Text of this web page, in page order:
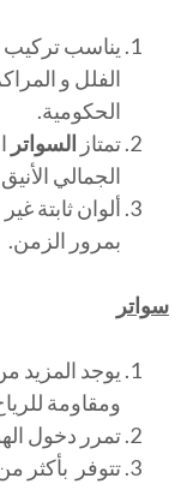
يناسب تركيب
الفلل و
الحكومية.
تمتاز السواتر
الجمالي
ألوان ثابتة
بمرور الزمن.
سواتر
يوجد المزيد
ومقاومة
تمرر دخول
تتوفر بأكثر من 45 لون